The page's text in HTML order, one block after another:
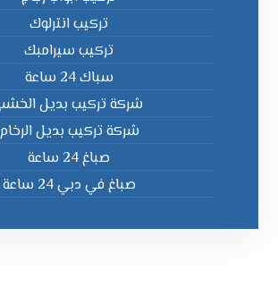
تركيب انترلوك
تركيب سيرامبك
سباك 24 ساعة
شركة تركيب بديل
شركة تركيب بديل الرخام
صباغ 24 ساعة
صباغ في دبي 24 ساعة